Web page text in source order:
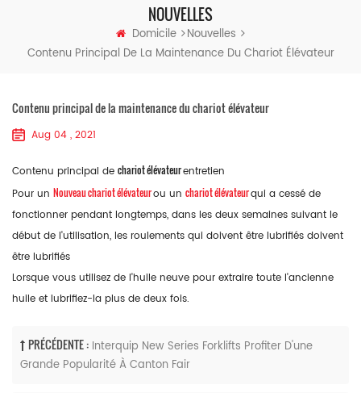
NOUVELLES
Domicile
Nouvelles
Contenu Principal De La Maintenance Du Chariot Élévateur
Contenu principal de la maintenance du chariot élévateur
Aug 04 , 2021
Contenu principal de chariot élévateurentretien
Pour un Nouveau chariot élévateurou un chariot élévateurqui a cessé de
fonctionner pendant longtemps, dans les deux semaines suivant le
début de l'utilisation, les roulements qui doivent être lubrifiés doivent
être lubrifiés
Lorsque vous utilisez de l'huile neuve pour extraire toute l'ancienne
huile et lubrifiez-la plus de deux fois.
PRÉCÉDENTE : Interquip New Series Forklifts Profiter D'une
Grande Popularité À Canton Fair